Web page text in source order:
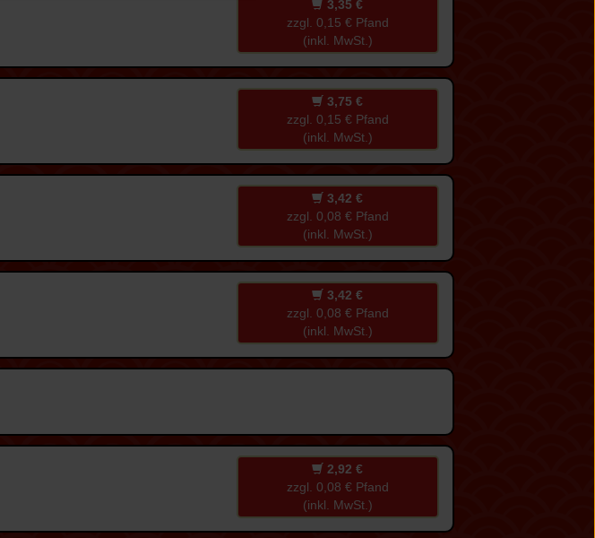
3,35 €
zzgl. 0,15 € Pfand
(inkl. MwSt.)
3,75 €
zzgl. 0,15 € Pfand
(inkl. MwSt.)
3,42 €
zzgl. 0,08 € Pfand
(inkl. MwSt.)
3,42 €
zzgl. 0,08 € Pfand
(inkl. MwSt.)
2,92 €
zzgl. 0,08 € Pfand
(inkl. MwSt.)